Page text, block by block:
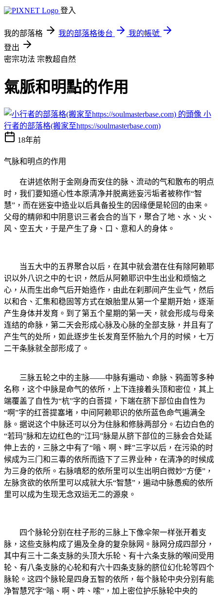
登入
我的部落格 我的部落格後台
我的帳號
登出
密宗功法 宗教超自然
氣脈和明點的作用
小
行者的部落格(搬家至https://soulmasterbase.com)
18年前
气脉和明点的作用
在讲述依附于金刚身而安住的脉、流动的气和散布的明点
时，我们要知道心性本原清净并脱离迷妄污垢者被称作“智
慧”，而在迷妄中造业以后具备投生的因缘便是轮回的由来。
父母的精卵和中阴意识三者会合的当下，聚合了地、水、火、
风、空五大，于是产生了身、口、意和人的身体。
当五大中的五界聚合以后，在其中就会潜在住有除阿赖耶
识以外八识之中的七识，然后从阿赖耶识中生出业和烦恼之
心，从而生出命气后开始造作，由此在刹那间产生业气，然后
以和合、汇集和稳固等方式在娘胎里从第一个星期开始，逐渐
产生身体并发育。到了第五个星期的第一天，就会形成与母亲
连结的命脉，第二天会形成心脉及心脉的全部支脉，并且有了
产生气的处所，如此逐步生长发育至怀胎九个月的时候，七万
二干条脉就全部形成了。
三脉五轮之中的主脉――中脉有遍动、命脉、鸦面等多种
名称，这个中脉是命气的依所，上下连接着头顶和密位，其上
端覆盖了自性为“杭”字的白菩提，下端在脐下部位由自性为
“啊”字的红菩提塞堵，中间阿赖耶识的依所蓝色命气遍满全
脉。据说这个中脉还可以分为住脉和修脉两部分。右边白色的
“若玛”脉和左边红色的“江玛”脉是从脐下部位的三脉会合处延
伸上去的，三脉之中有了“嗡、啊、畔”三字以后，在污染的时
候成为三门和三毒的依所而造下了三界业种，在清净的时候成
为三身的依所。右脉嗔怒的依所里可以生出明白微妙“方便”，
左脉贪欲的依所里可以成就大乐“智慧”，遍动中脉愚痴的依所
里可以成为生现无念双运无二的源泉。
四个脉轮分别在柱子形的三脉上下像伞架一样张开着支
脉，这些支脉构成了遍及全身的复杂脉网。脉网分成四部分，
其中有三十二条支脉的头顶大乐轮、有十六条支脉的喉间受用
轮、有八条支脉的心轮和有六十四条支脉的脐位幻化轮等四个
脉轮。这四个脉轮是四身五智的依所，每个脉轮中央分别有能
净智慧咒字“嗡、啊、吽、嗦”，加上密位护乐脉轮中央的